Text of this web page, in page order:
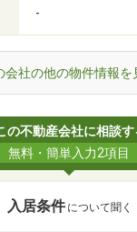
-
会社の他の物件情報を
の不動産会社に相談す
無料・簡単入力2項目
入居条件 について聞く